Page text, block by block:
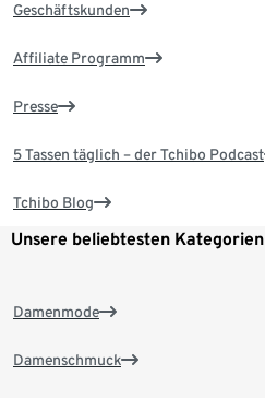
Geschäftskunden
Affiliate Programm
Presse
5 Tassen täglich – der Tchibo Podcast
Tchibo Blog
Unsere beliebtesten Kategorien
Damenmode
Damenschmuck